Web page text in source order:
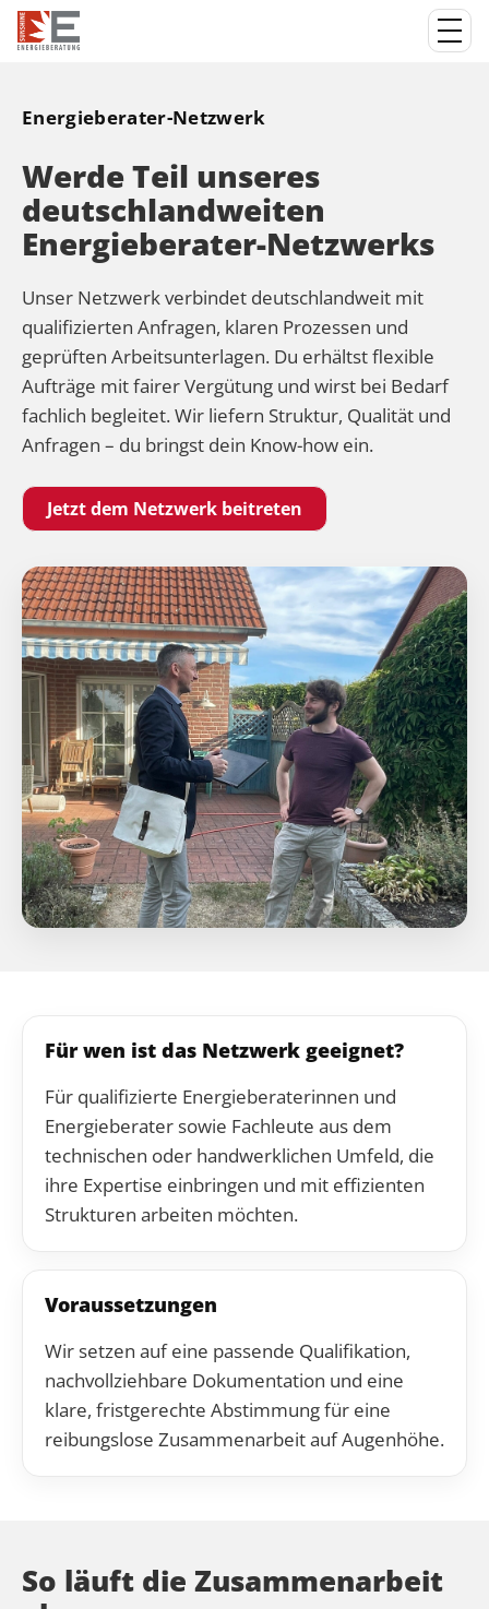
Energieberater-Netzwerk
Werde Teil unseres
deutschlandweiten
Energieberater-Netzwerks
Unser Netzwerk verbindet deutschlandweit mit
qualifizierten Anfragen, klaren Prozessen und
geprüften Arbeitsunterlagen. Du erhältst flexible
Aufträge mit fairer Vergütung und wirst bei Bedarf
fachlich begleitet. Wir liefern Struktur, Qualität und
Anfragen – du bringst dein Know-how ein.
Jetzt dem Netzwerk beitreten
Für wen ist das Netzwerk geeignet?
Für qualifizierte Energieberaterinnen und
Energieberater sowie Fachleute aus dem
technischen oder handwerklichen Umfeld, die
ihre Expertise einbringen und mit effizienten
Strukturen arbeiten möchten.
Voraussetzungen
Wir setzen auf eine passende Qualifikation,
nachvollziehbare Dokumentation und eine
klare, fristgerechte Abstimmung für eine
reibungslose Zusammenarbeit auf Augenhöhe.
So läuft die Zusammenarbeit